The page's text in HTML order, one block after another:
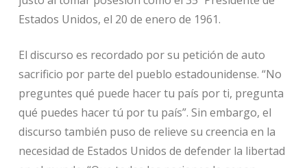
Estados Unidos, el 20 de enero de 1961.
El discurso es recordado por su petición de auto
sacrificio por parte del pueblo estadounidense. “No
preguntes qué puede hacer tu país por ti, pregunta
qué puedes hacer tú por tu país”. Sin embargo, el
discurso también puso de relieve su creencia en la
necesidad de Estados Unidos de defender la libertad